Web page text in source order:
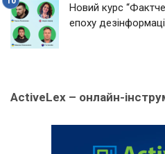
Новий курс
епоху
ActiveLex – онлайн-